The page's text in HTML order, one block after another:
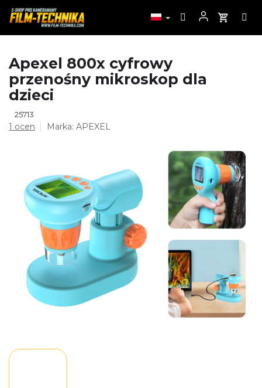
do
treści
Apexel 800x cyfrowy
przenośny mikroskop dla
dzieci
25713
Średnia
gwiazdek.
1 ocen Marka: APEXEL